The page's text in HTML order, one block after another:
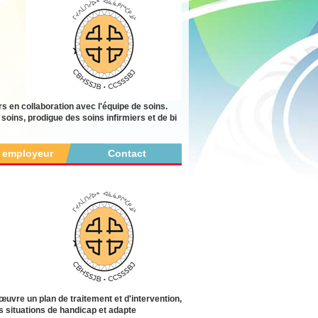
en collaboration avec l'équipe de soins.
prodigue des soins infirmiers et de bi
employeur Contact
un plan de traitement et d'intervention,
situations de handicap et adapte